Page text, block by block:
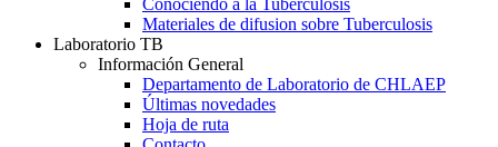
Conociendo a la Tuberculosis
Materiales de difusion sobre Tuberculosis
Laboratorio TB
Información General
Departamento de Laboratorio de CHLAEP
Últimas novedades
Hoja de ruta